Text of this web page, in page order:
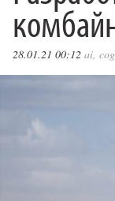
28.01.21 00:12 ai,